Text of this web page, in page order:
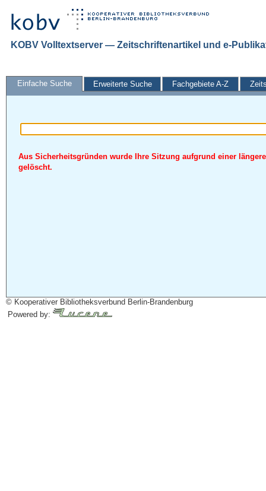
KOBV Volltextserver — Zeitschriftenartikel und e-
Einfache Suche Erweiterte Suche Fachgebiete A-Z
Aus Sicherheitsgründen wurde Ihre Sitzung aufgrund einer
gelöscht.
© Kooperativer Bibliotheksverbund Berlin-Brandenburg
Powered by: